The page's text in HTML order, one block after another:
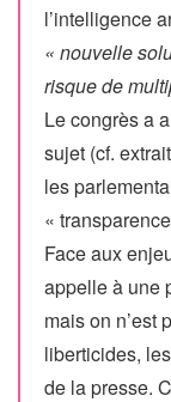
l’intelligence
« nouvelle
risque de
Le congrès a
sujet (cf.
les
«
Face aux
appelle à une
mais on n’est
liberticides,
de la presse.